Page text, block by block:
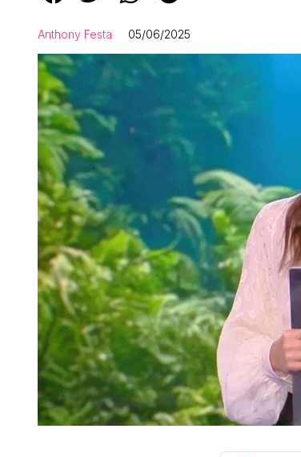
Anthony Festa 05/06/2025